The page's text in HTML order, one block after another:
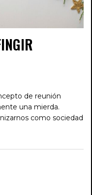
de reunión
una mierda.
como sociedad